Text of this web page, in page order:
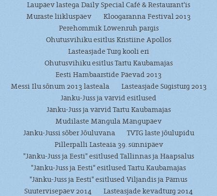
Laupäev lastega Daily Special Café & Restaurant'is
Muraste liikluspäev
Kloogaranna Festival 2013
Perehommik Löwenruh pargis
Ohutusvihiku esitlus Kristiine Apollos
Lasteasjade Turg kooli eri
Ohutusvihiku esitlus Tartu Kaubamajas
Eesti Hambaarstide Päevad 2013
Messi Ilu sõnum 2013 lasteala
Lasteasjade Sügisturg 2013
Jänku-Juss ja värvid esitlused
Jänku-Juss ja värvid Tartu Kaubamajas
Mudilaste Mängula Mängupäev
Jänku-Jussi sõber Jõuluvana
TVTG laste jõulupidu
Pillerpalli Lasteaia 39. sünnipäev
"Jänku-Juss ja Eesti" esitlused Tallinnas ja Haapsalus
"Jänku-Juss ja Eesti" esitlused Tartu Kaubamajas
"Jänku-Juss ja Eesti" esitlused Viljandis ja Pärnus
Suutervisepäev 2014
Lasteasjade kevadturg 2014